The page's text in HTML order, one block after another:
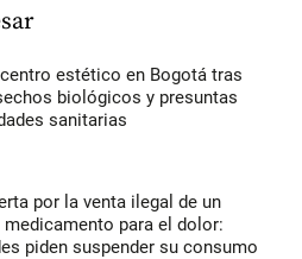
estético en Bogotá tras
biológicos y presuntas
sanitarias
por la venta ilegal de un
para el dolor:
piden suspender su consumo